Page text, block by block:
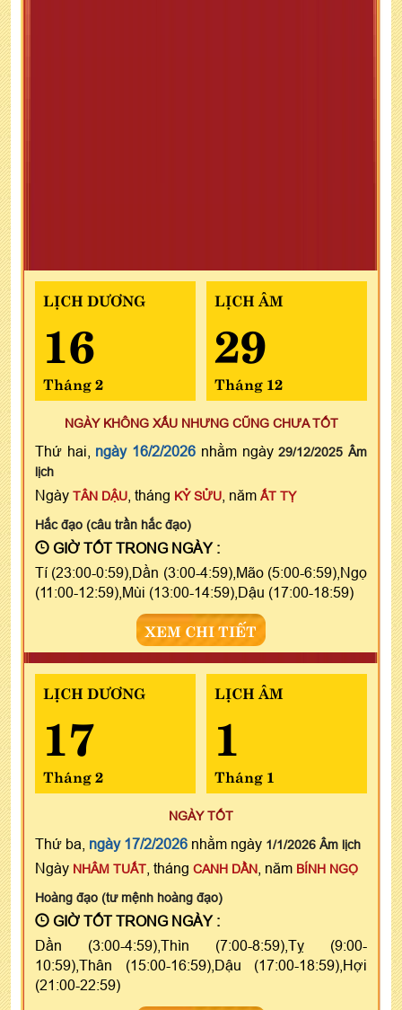
LỊCH DƯƠNG
16
Tháng 2
LỊCH ÂM
29
Tháng 12
NGÀY KHÔNG XẤU NHƯNG CŨNG CHƯA TỐT
Thứ hai, ngày 16/2/2026 nhằm ngày29/12/2025 Âm
lịch
Ngày TÂN DẬU , tháng KỶ SỬU , năm ẤT TỴ
Hắc đạo (câu trần hắc đạo)
GIỜ TỐT TRONG NGÀY :
Tí (23:00-0:59),Dần (3:00-4:59),Mão (5:00-6:59),Ngọ
(11:00-12:59),Mùi (13:00-14:59),Dậu (17:00-18:59)
XEM CHI TIẾT
LỊCH DƯƠNG
17
Tháng 2
LỊCH ÂM
1
Tháng 1
NGÀY TỐT
Thứ ba, ngày 17/2/2026 nhằm ngày 1/1/2026 Âm lịch
Ngày NHÂM TUẤT , tháng CANH DẦN , năm BÍNH NGỌ
Hoàng đạo (tư mệnh hoàng đạo)
GIỜ TỐT TRONG NGÀY :
Dần (3:00-4:59),Thìn (7:00-8:59),Tỵ (9:00-
10:59),Thân (15:00-16:59),Dậu (17:00-18:59),Hợi
(21:00-22:59)